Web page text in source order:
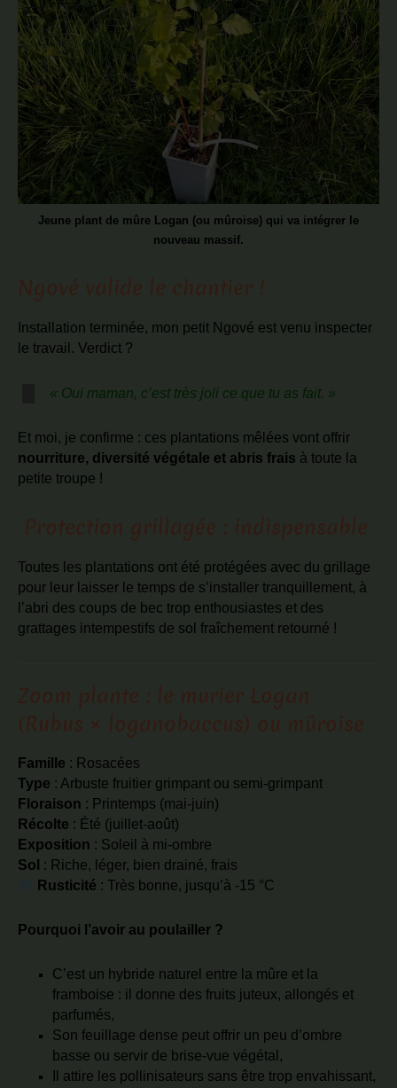
Jeune plant de mûre Logan (ou mûroise) qui va intégrer le
nouveau massif.
Installation terminée, mon petit Ngové est venu inspecter
le travail. Verdict ?
« Oui maman, c’est très joli ce que tu as fait. »
Et moi, je confirme : ces plantations mêlées vont offrir
nourriture, diversité végétale et abris frais à toute la
petite troupe !
Toutes les plantations ont été protégées avec du grillage
pour leur laisser le temps de s’installer tranquillement, à
l’abri des coups de bec trop enthousiastes et des
grattages intempestifs de sol fraîchement retourné !
Famille : Rosacées
Type : Arbuste fruitier grimpant ou semi-grimpant
Floraison : Printemps (mai-juin)
Récolte : Été (juillet-août)
Exposition : Soleil à mi-ombre
Sol
: Riche, léger, bien drainé, frais
Rusticité : Très bonne, jusqu’à -15 °C
Pourquoi l’avoir au poulailler ?
C’est un hybride naturel entre la mûre et la
framboise : il donne des fruits juteux, allongés et
parfumés,
Son feuillage dense peut offrir un peu d’ombre
basse ou servir de brise-vue végétal,
Il attire les pollinisateurs sans être trop envahissant,